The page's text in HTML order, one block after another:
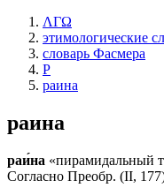
ΛΓΩ
этимологические
словарь Фасмера
Р
раина
раина
раи́на «пирамидальный
Согласно Преобр. (II,